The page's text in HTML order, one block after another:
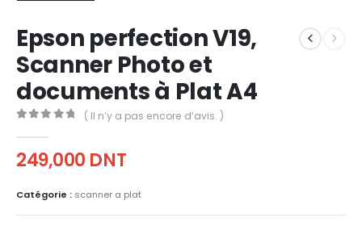
Epson perfection V19,
Scanner Photo et
documents à Plat A4
( Il n’y a pas encore d’avis. )
249,000 DNT
Catégorie : scanner a plat